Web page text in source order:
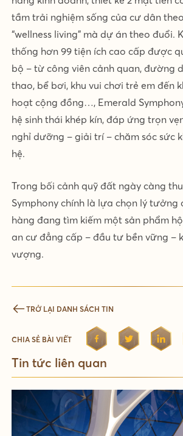
tầm trải nghiệm sống của cư dân
“wellness living” mà dự án theo đuổi.
thống hơn 99 tiện ích cao cấp được
bộ – từ công viên cảnh quan, đường
thao, bể bơi, khu vui chơi trẻ em đến
hoạt cộng đồng…, Emerald
hệ sinh thái khép kín, đáp ứng trọn
nghỉ dưỡng – giải trí – chăm sóc sức
hệ.
Trong bối cảnh quỹ đất ngày càng
Symphony chính là lựa chọn lý tưởng
hàng đang tìm kiếm một sản phẩm
an cư đẳng cấp – đầu tư bền vững –
vượng.
TRỞ LẠI DANH SÁCH TIN
CHIA SẺ BÀI VIẾT
Tin tức liên quan